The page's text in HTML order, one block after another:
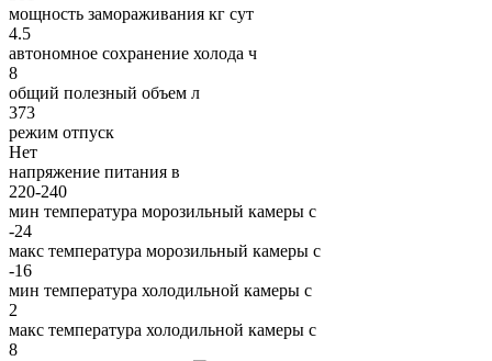
мощность замораживания кг сут
4.5
автономное сохранение холода ч
8
общий полезный объем л
373
режим отпуск
Нет
напряжение питания в
220-240
мин температура морозильный камеры c
-24
макс температура морозильный камеры c
-16
мин температура холодильной камеры c
2
макс температура холодильной камеры c
8